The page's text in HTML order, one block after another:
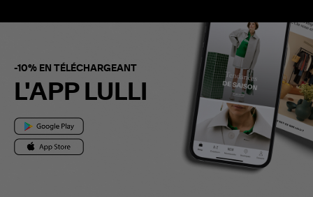
-10% EN TÉLÉCHARGEANT
L'APP LULLI